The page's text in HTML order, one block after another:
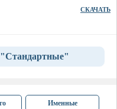
СКАЧАТЬ
Именные